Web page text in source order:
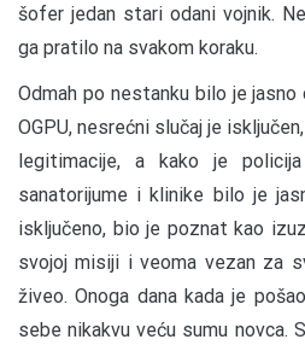
šofer jedan stari odani vojnik.
ga pratilo na svakom koraku.
Odmah po nestanku bilo je
OGPU, nesrećni slučaj je
legitimacije, a kako je
sanatorijume i klinike bilo je
isključeno, bio je poznat kao
svojoj misiji i veoma vezan za
živeo. Onoga dana kada je
sebe nikakvu veću sumu novca.